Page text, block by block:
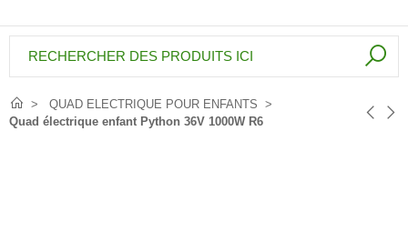
QUAD ELECTRIQUE POUR ENFANTS
Quad électrique enfant Python 36V 1000W R6